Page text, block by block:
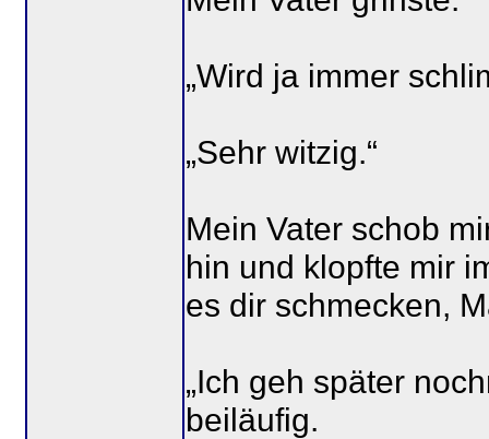
„Wird ja immer
„Sehr witzig.“
Mein Vater schob
hin und klopfte mir
es dir schmecken,
„Ich geh später
beiläufig.